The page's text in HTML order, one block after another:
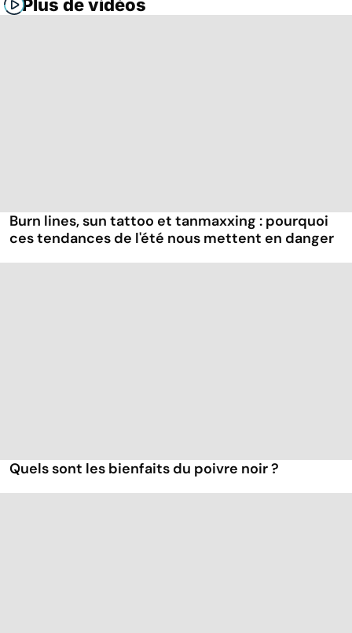
Plus de vidéos
Burn lines, sun tattoo et tanmaxxing : pourquoi
ces tendances de l'été nous mettent en danger
Quels sont les bienfaits du poivre noir ?